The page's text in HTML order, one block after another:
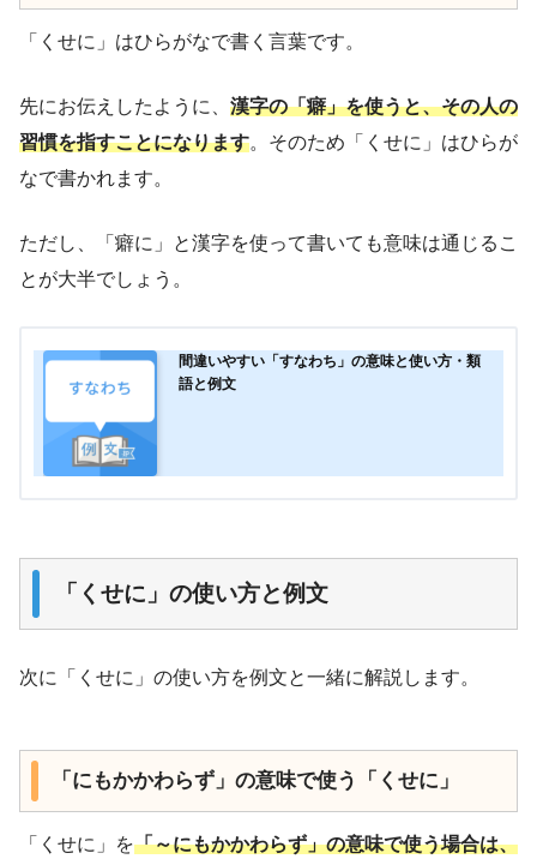
「くせに」はひらがなで書く言葉です。
先にお伝えしたように、 漢字の「癖」を使うと、その人の
習慣を指すことになります。そのため「くせに」はひらが
なで書かれます。
ただし、「癖に」と漢字を使って書いても意味は通じるこ
とが大半でしょう。
間違いやすい「すなわち」の意味と使い方・類
語と例文
「くせに」の使い方と例文
次に「くせに」の使い方を例文と一緒に解説します。
「にもかかわらず」の意味で使う「くせに」
「くせに」を「～にもかかわらず」の意味で使う場合は、